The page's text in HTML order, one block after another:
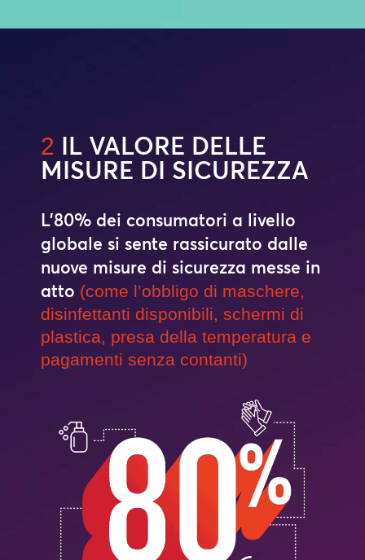
2 IL VALORE DELLE
MISURE DI SICUREZZA
L’80% dei consumatori a livello
globale si sente rassicurato dalle
nuove misure di sicurezza messe in
atto (come l’obbligo di maschere,
disinfettanti disponibili, schermi di
plastica, presa della temperatura e
pagamenti senza contanti)